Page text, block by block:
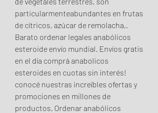
particularmenteabundantes en frutas
de cítricos, azúcar de remolacha,.
Barato ordenar legales anabólicos
esteroide envío mundial. Envíos gratis
en el día comprá anabolicos
esteroides en cuotas sin interés!
conocé nuestras increíbles ofertas y
promociones en millones de
productos. Ordenar anabólicos